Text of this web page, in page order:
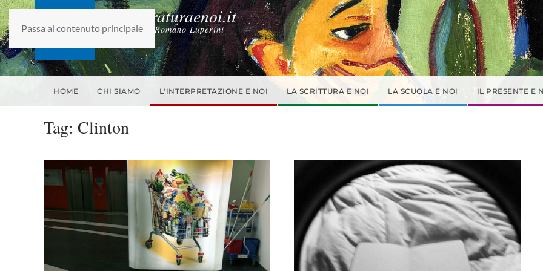
Passa al contenuto principale
laletteraturaenoi.it
fondato da Romano Luperini
HOME CHI SIAMO L'INTERPRETAZIONE E NOI LA SCRITTURA E NOI LA SCUOLA E NOI IL PRESENTE E
Tag: Clinton